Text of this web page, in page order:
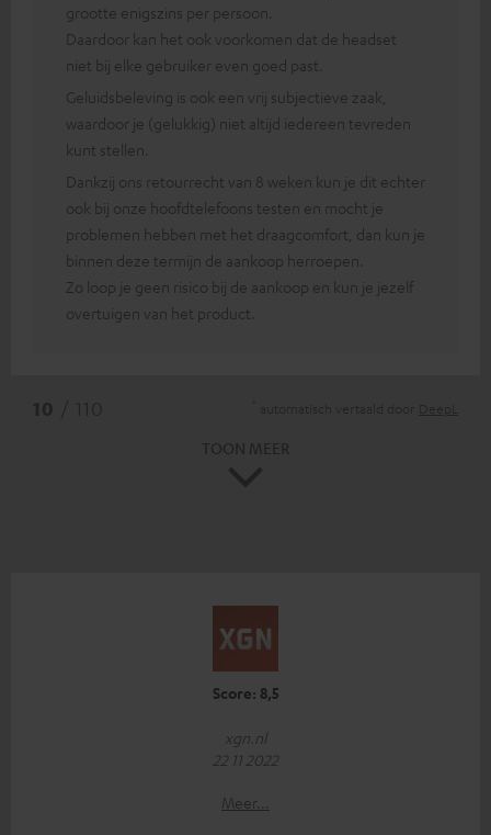
grootte enigszins per persoon.
Daardoor kan het ook voorkomen dat de headset
niet bij elke gebruiker even goed past.
Geluidsbeleving is ook een vrij subjectieve zaak,
waardoor je (gelukkig) niet altijd iedereen tevreden
kunt stellen.
Dankzij ons retourrecht van 8 weken kun je dit echter
ook bij onze hoofdtelefoons testen en mocht je
problemen hebben met het draagcomfort, dan kun je
binnen deze termijn de aankoop herroepen.
Zo loop je geen risico bij de aankoop en kun je jezelf
overtuigen van het product.
Score: 8,5
xgn.nl
22 11 2022
Meer...